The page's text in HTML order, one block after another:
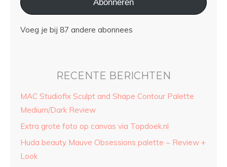
Abonneren
Voeg je bij 87 andere abonnees
RECENTE BERICHTEN
MAC Studiofix Sculpt and Shape Contour Palette
Medium/Dark Review
Extra grote foto op canvas via Topdoek.nl
Huda beauty Mauve Obsessions palette ~ Review +
Look